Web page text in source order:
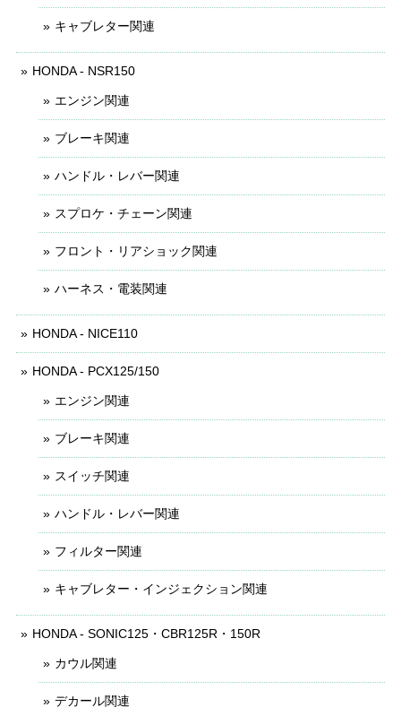
キャブレター関連
HONDA - NSR150
エンジン関連
ブレーキ関連
ハンドル・レバー関連
スプロケ・チェーン関連
フロント・リアショック関連
ハーネス・電装関連
HONDA - NICE110
HONDA - PCX125/150
エンジン関連
ブレーキ関連
スイッチ関連
ハンドル・レバー関連
フィルター関連
キャブレター・インジェクション関連
HONDA - SONIC125・CBR125R・150R
カウル関連
デカール関連